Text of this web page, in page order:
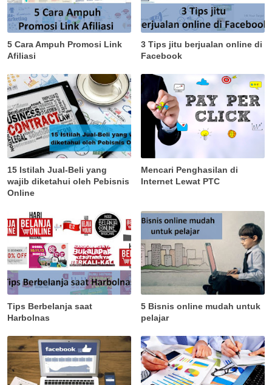
5 Cara Ampuh Promosi Link
Afiliasi
3 Tips jitu berjualan online di
Facebook
15 Istilah Jual-Beli yang
wajib diketahui oleh Pebisnis
Online
Mencari Penghasilan di
Internet Lewat PTC
Tips Berbelanja saat
Harbolnas
5 Bisnis online mudah untuk
pelajar